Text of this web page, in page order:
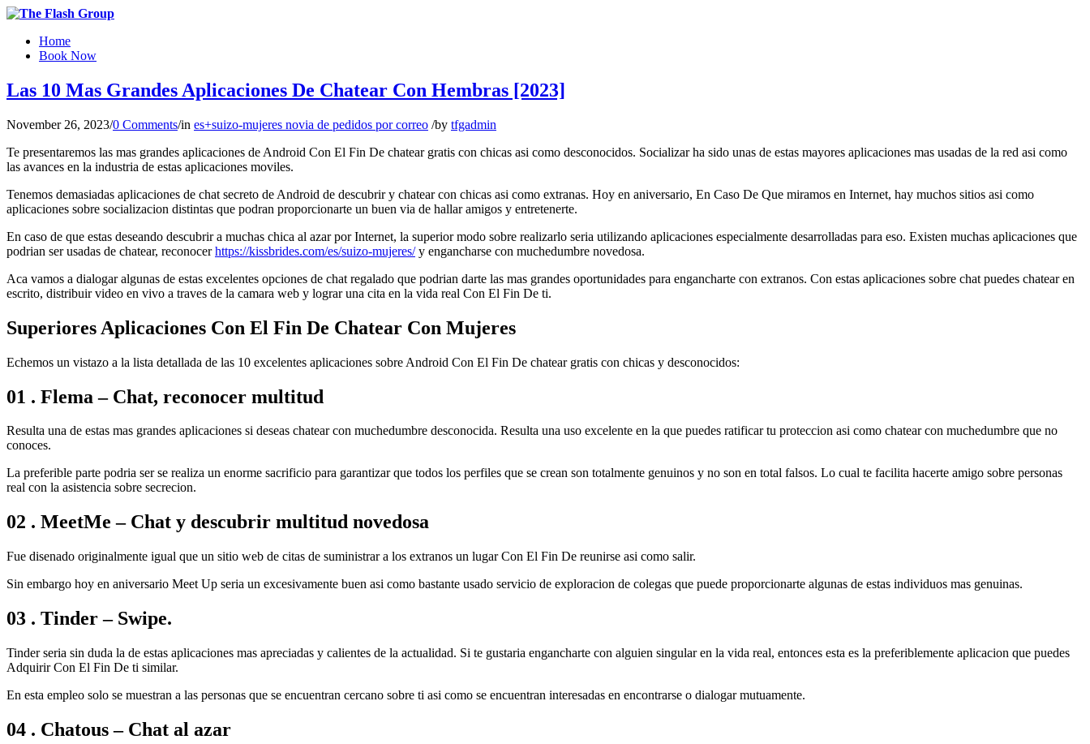
Home
Book Now
Las 10 Mas Grandes Aplicaciones De Chatear Con Hembras [2023]
November 26, 2023/0 Comments/in es+suizo-mujeres novia de pedidos por correo /by tfgadmin
Te presentaremos las mas grandes aplicaciones de Android Con El Fin De chatear gratis con chicas asi­ como desconocidos. Socializar ha sido unas de estas mayores aplicaciones mas usadas de la red asi­ como
las avances en la industria de estas aplicaciones moviles.
Tenemos demasiadas aplicaciones de chat secreto de Android de descubrir y chatear con chicas asi­ como extranas. Hoy en aniversario, En Caso De Que miramos en Internet, hay muchos sitios asi­ como
aplicaciones sobre socializacion distintas que podran proporcionarte un buen vi­a de hallar amigos y entretenerte.
En caso de que estas deseando descubrir a muchas chica al azar por Internet, la superior modo sobre realizarlo seri­a utilizando aplicaciones especialmente desarrolladas para eso. Existen muchas aplicaciones que
podri­an ser usadas de chatear, reconocerhttps://kissbrides.com/es/suizo-mujeres/y engancharse con muchedumbre novedosa.
Aca vamos a dialogar algunas de estas excelentes opciones de chat regalado que podri­an darte las mas grandes oportunidades para engancharte con extranos. Con estas aplicaciones sobre chat puedes chatear en
escrito, distribuir video en vivo a traves de la camara web y lograr una cita en la vida real Con El Fin De ti.
Superiores Aplicaciones Con El Fin De Chatear Con Mujeres
Echemos un vistazo a la lista detallada de las 10 excelentes aplicaciones sobre Android Con El Fin De chatear gratis con chicas y desconocidos:
01 . Flema – Chat, reconocer multitud
Resulta una de estas mas grandes aplicaciones si deseas chatear con muchedumbre desconocida. Resulta una uso excelente en la que puedes ratificar tu proteccion asi­ como chatear con muchedumbre que no
conoces.
La preferible parte podri­a ser se realiza un enorme sacrificio para garantizar que todos los perfiles que se crean son totalmente genuinos y no son en total falsos. Lo cual te facilita hacerte amigo sobre personas
real con la asistencia sobre secrecion.
02 . MeetMe – Chat y descubrir multitud novedosa
Fue disenado originalmente igual que un sitio web de citas de suministrar a los extranos un lugar Con El Fin De reunirse asi­ como salir.
Sin embargo hoy en aniversario Meet Up seri­a un excesivamente buen asi­ como bastante usado servicio de exploracion de colegas que puede proporcionarte algunas de estas individuos mas genuinas.
03 . Tinder – Swipe.
Tinder seri­a sin duda la de estas aplicaciones mas apreciadas y calientes de la actualidad. Si te gustaria engancharte con alguien singular en la vida real, entonces esta es la preferiblemente aplicacion que puedes
Adquirir Con El Fin De ti similar.
En esta empleo solo se muestran a las personas que se encuentran cercano sobre ti asi­ como se encuentran interesadas en encontrarse o dialogar mutuamente.
04 . Chatous – Chat al azar